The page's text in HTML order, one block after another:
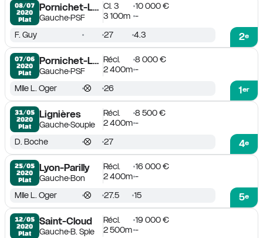
08/07
2020
Plat
Pornichet-La Baule
GauchePSF
Cl. 3
10 000 €
3 100m -
2e
F. Guy 27 4.3
07/06
2020
Plat
Pornichet-La Baule
GauchePSF
Récl.
8 000 €
2 400m -
1er
Mlle L. Oger 26
31/05
2020
Plat
Lignières
GaucheSouple
Récl.
8 500 €
2 400m -
4e
D. Boche 27
25/05
2020
Plat
Lyon-Parilly
GaucheBon
Récl.
16 000 €
2 400m -
5e
Mlle L. Oger 27.5 15
12/05
2020
Plat
Saint-Cloud
GaucheB. Sple
Récl.
19 000 €
2 500m -